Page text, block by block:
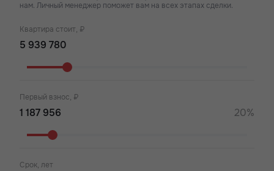
нам. Личный менеджер поможет вам на всех этапах сделки.
Квартира стоит, ₽
Первый взнос, ₽
20%
Срок, лет